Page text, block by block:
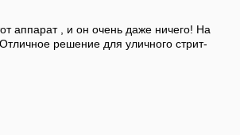
аппарат , и он очень даже ничего! На
решение для уличного стрит-